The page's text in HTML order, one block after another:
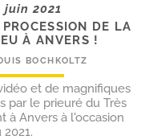
juin 2021
DE LA
À ANVERS !
BOCHKOLTZ
et de magnifiques
par le prieuré du Très
à Anvers à l'occasion